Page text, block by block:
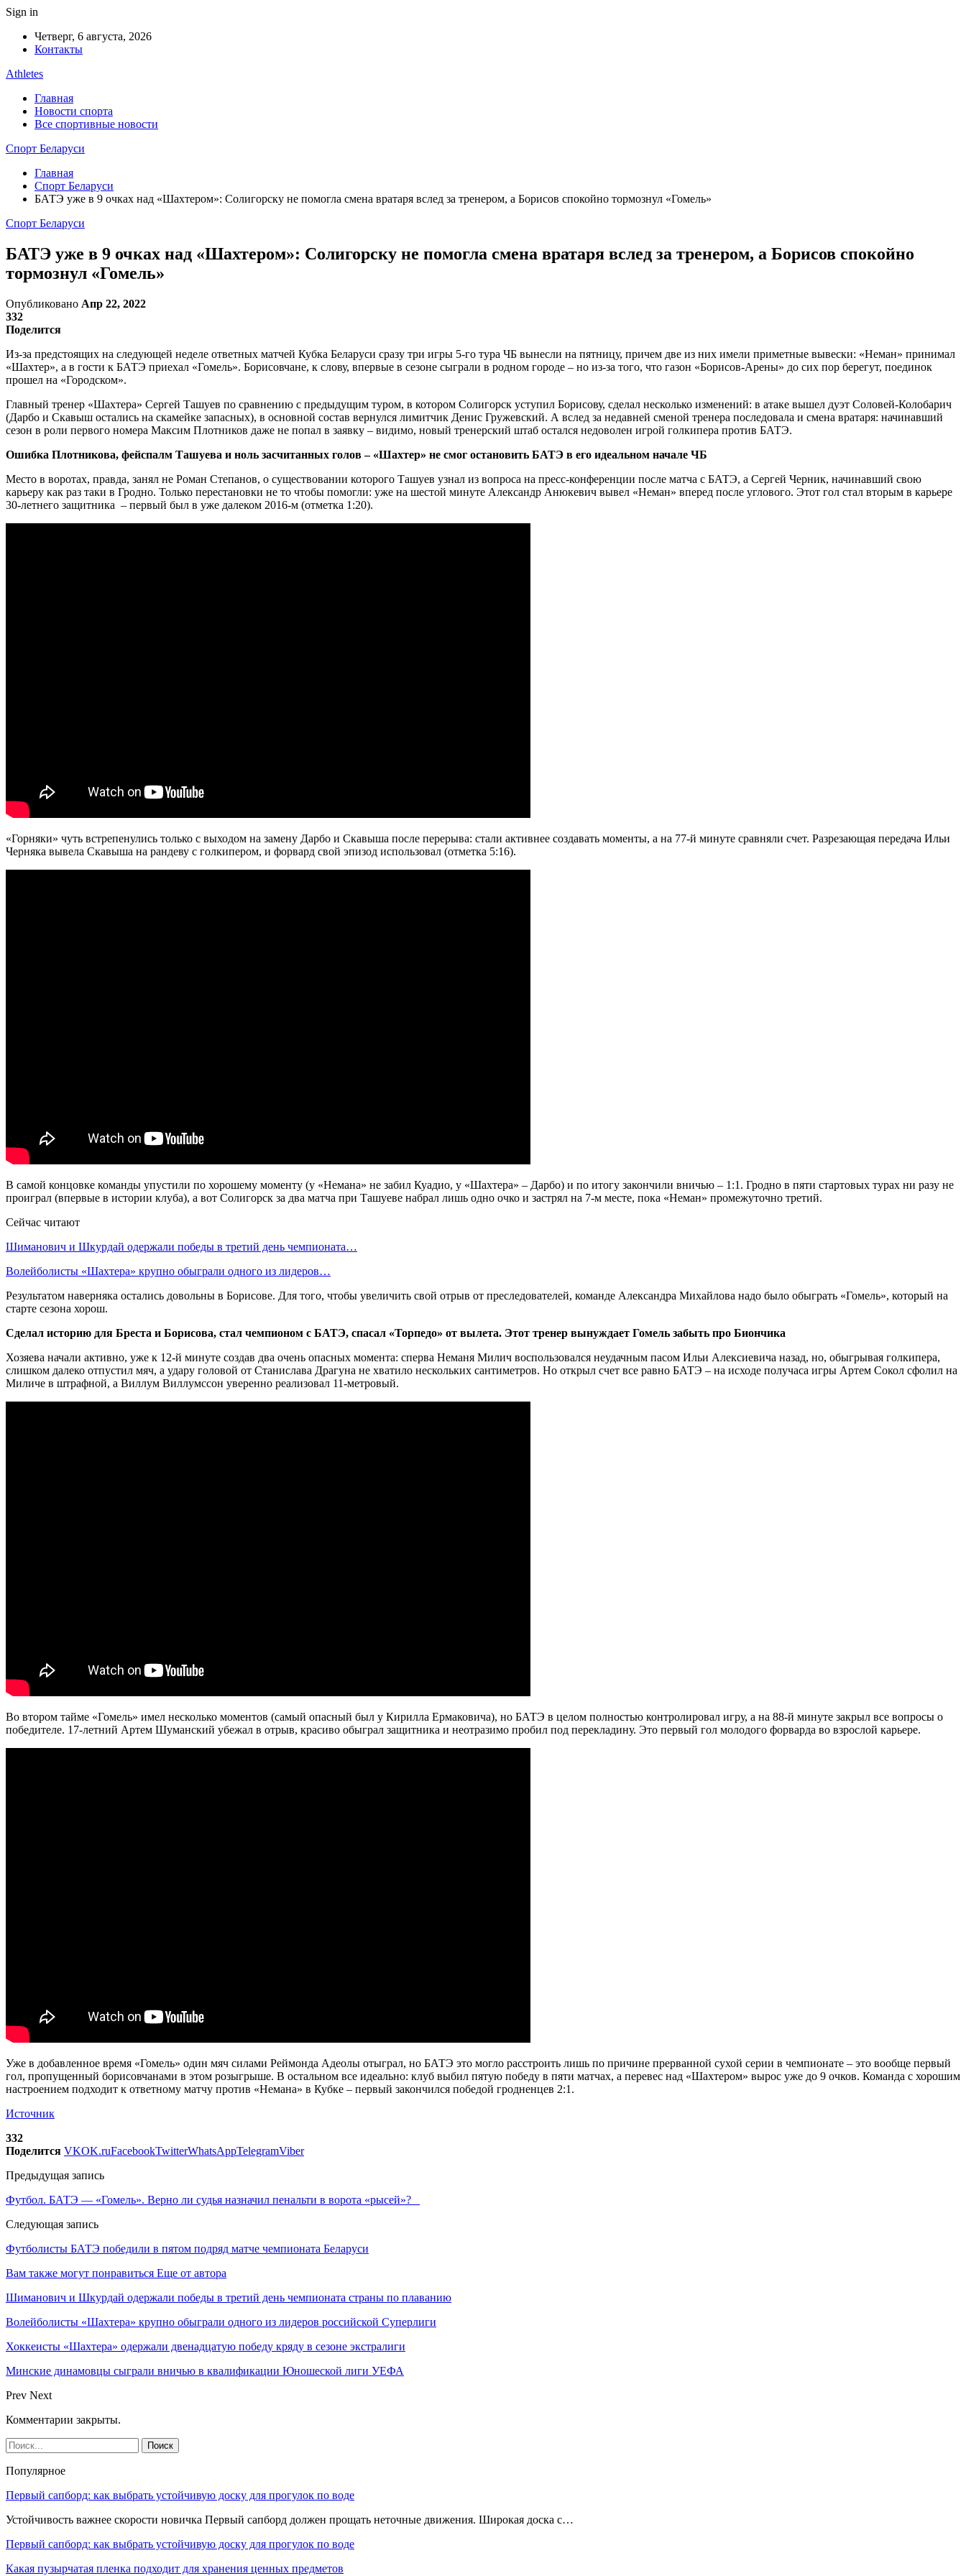
Sign in
Четверг, 6 августа, 2026
Контакты
Athletes
Главная
Новости спорта
Все спортивные новости
Спорт Беларуси
Главная
Спорт Беларуси
БАТЭ уже в 9 очках над «Шахтером»: Солигорску не помогла смена вратаря вслед за тренером, а Борисов спокойно тормознул «Гомель»
Спорт Беларуси
БАТЭ уже в 9 очках над «Шахтером»: Солигорску не помогла смена вратаря вслед за тренером, а Борисов спокойно
тормознул «Гомель»
Опубликовано Апр 22, 2022
332
Поделится
Из-за предстоящих на следующей неделе ответных матчей Кубка Беларуси сразу три игры 5-го тура ЧБ вынесли на пятницу, причем две из них имели приметные вывески: «Неман» принимал
«Шахтер», а в гости к БАТЭ приехал «Гомель». Борисовчане, к слову, впервые в сезоне сыграли в родном городе – но из-за того, что газон «Борисов-Арены» до сих пор берегут, поединок
прошел на «Городском».
Главный тренер «Шахтера» Сергей Ташуев по сравнению с предыдущим туром, в котором Солигорск уступил Борисову, сделал несколько изменений: в атаке вышел дуэт Соловей-Колобарич
(Дарбо и Скавыш остались на скамейке запасных), в основной состав вернулся лимитчик Денис Гружевский. А вслед за недавней сменой тренера последовала и смена вратаря: начинавший
сезон в роли первого номера Максим Плотников даже не попал в заявку – видимо, новый тренерский штаб остался недоволен игрой голкипера против БАТЭ.
Ошибка Плотникова, фейспалм Ташуева и ноль засчитанных голов – «Шахтер» не смог остановить БАТЭ в его идеальном начале ЧБ
Место в воротах, правда, занял не Роман Степанов, о существовании которого Ташуев узнал из вопроса на пресс-конференции после матча с БАТЭ, а Сергей Черник, начинавший свою
карьеру как раз таки в Гродно. Только перестановки не то чтобы помогли: уже на шестой минуте Александр Анюкевич вывел «Неман» вперед после углового. Этот гол стал вторым в карьере
30-летнего защитника – первый был в уже далеком 2016-м (отметка 1:20).
«Горняки» чуть встрепенулись только с выходом на замену Дарбо и Скавыша после перерыва: стали активнее создавать моменты, а на 77-й минуте сравняли счет. Разрезающая передача Ильи
Черняка вывела Скавыша на рандеву с голкипером, и форвард свой эпизод использовал (отметка 5:16).
В самой концовке команды упустили по хорошему моменту (у «Немана» не забил Куадио, у «Шахтера» – Дарбо) и по итогу закончили вничью – 1:1. Гродно в пяти стартовых турах ни разу не
проиграл (впервые в истории клуба), а вот Солигорск за два матча при Ташуеве набрал лишь одно очко и застрял на 7-м месте, пока «Неман» промежуточно третий.
Сейчас читают
Шиманович и Шкурдай одержали победы в третий день чемпионата…
Волейболисты «Шахтера» крупно обыграли одного из лидеров…
Результатом наверняка остались довольны в Борисове. Для того, чтобы увеличить свой отрыв от преследователей, команде Александра Михайлова надо было обыграть «Гомель», который на
старте сезона хорош.
Сделал историю для Бреста и Борисова, стал чемпионом с БАТЭ, спасал «Торпедо» от вылета. Этот тренер вынуждает Гомель забыть про Биончика
Хозяева начали активно, уже к 12-й минуте создав два очень опасных момента: сперва Неманя Милич воспользовался неудачным пасом Ильи Алексиевича назад, но, обыгрывая голкипера,
слишком далеко отпустил мяч, а удару головой от Станислава Драгуна не хватило нескольких сантиметров. Но открыл счет все равно БАТЭ – на исходе получаса игры Артем Сокол сфолил на
Миличе в штрафной, а Виллум Виллумссон уверенно реализовал 11-метровый.
Во втором тайме «Гомель» имел несколько моментов (самый опасный был у Кирилла Ермаковича), но БАТЭ в целом полностью контролировал игру, а на 88-й минуте закрыл все вопросы о
победителе. 17-летний Артем Шуманский убежал в отрыв, красиво обыграл защитника и неотразимо пробил под перекладину. Это первый гол молодого форварда во взрослой карьере.
Уже в добавленное время «Гомель» один мяч силами Реймонда Адеолы отыграл, но БАТЭ это могло расстроить лишь по причине прерванной сухой серии в чемпионате – это вообще первый
гол, пропущенный борисовчанами в этом розыгрыше. В остальном все идеально: клуб выбил пятую победу в пяти матчах, а перевес над «Шахтером» вырос уже до 9 очков. Команда с хорошим
настроением подходит к ответному матчу против «Немана» в Кубке – первый закончился победой гродненцев 2:1.
Источник
332
Поделится VKOK.ruFacebookTwitterWhatsAppTelegramViber
Предыдущая запись
Футбол. БАТЭ — «Гомель». Верно ли судья назначил пенальти в ворота «рысей»?
Следующая запись
Футболисты БАТЭ победили в пятом подряд матче чемпионата Беларуси
Вам также могут понравиться Еще от автора
Шиманович и Шкурдай одержали победы в третий день чемпионата страны по плаванию
Волейболисты «Шахтера» крупно обыграли одного из лидеров российской Суперлиги
Хоккеисты «Шахтера» одержали двенадцатую победу кряду в сезоне экстралиги
Минские динамовцы сыграли вничью в квалификации Юношеской лиги УЕФА
Prev Next
Комментарии закрыты.
Популярное
Первый сапборд: как выбрать устойчивую доску для прогулок по воде
Устойчивость важнее скорости новичка Первый сапборд должен прощать неточные движения. Широкая доска с…
Первый сапборд: как выбрать устойчивую доску для прогулок по воде
Какая пузырчатая пленка подходит для хранения ценных предметов